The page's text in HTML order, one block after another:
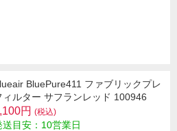
BluePure411 ファブリックプレ
ィルター サフランレッド 100946
円 (税込)
送目安：10営業日